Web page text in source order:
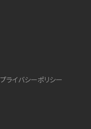
プライバシーポリシー